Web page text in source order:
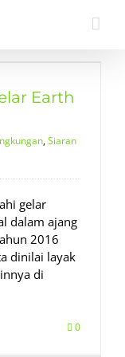
Earth
,Siaran
gelar
dalam ajang
2016
dinilai layak
di
0